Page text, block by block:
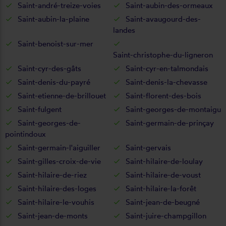
Saint-andré-treize-voies
Saint-aubin-des-ormeaux
Saint-aubin-la-plaine
Saint-avaugourd-des-
landes
Saint-benoist-sur-mer
Saint-christophe-du-ligneron
Saint-cyr-des-gâts
Saint-cyr-en-talmondais
Saint-denis-du-payré
Saint-denis-la-chevasse
Saint-etienne-de-brillouet
Saint-florent-des-bois
Saint-fulgent
Saint-georges-de-montaigu
Saint-georges-de-
pointindoux
Saint-germain-de-prinçay
Saint-germain-l'aiguiller
Saint-gervais
Saint-gilles-croix-de-vie
Saint-hilaire-de-loulay
Saint-hilaire-de-riez
Saint-hilaire-de-voust
Saint-hilaire-des-loges
Saint-hilaire-la-forêt
Saint-hilaire-le-vouhis
Saint-jean-de-beugné
Saint-jean-de-monts
Saint-juire-champgillon